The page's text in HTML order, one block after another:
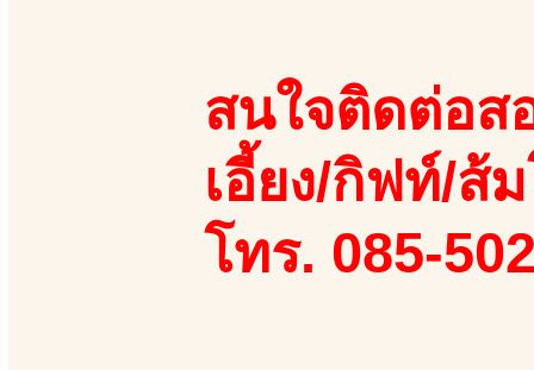
สนใจติดต่อส
เอี้ยง/กิฟท์/ส้
โทร. 085-